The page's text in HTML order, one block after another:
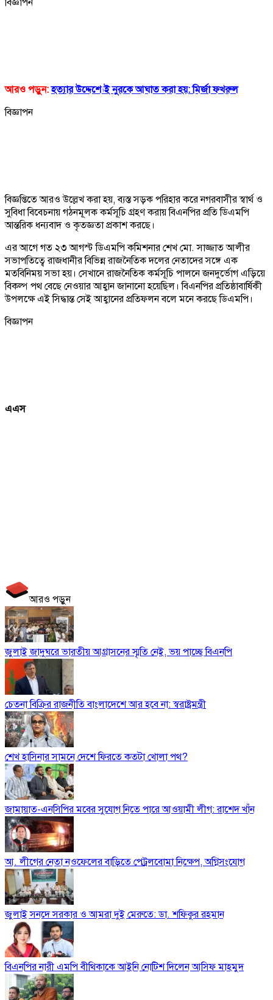
আরও পড়ুন: হত্যার উদ্দেশ্যেই নুরকে আঘাত করা হয়: মির্জা ফখরুল
বিজ্ঞাপন
বিজ্ঞপ্তিতে আরও উল্লেখ করা হয়, ব্যস্ত সড়ক পরিহার করে নগরবাসীর স্বার্থ ও
সুবিধা বিবেচনায় গঠনমূলক কর্মসূচি গ্রহণ করায় বিএনপির প্রতি ডিএমপি
আন্তরিক ধন্যবাদ ও কৃতজ্ঞতা প্রকাশ করছে।
এর আগে গত ২৩ আগস্ট ডিএমপি কমিশনার শেখ মো. সাজ্জাত আলীর
সভাপতিত্বে রাজধানীর বিভিন্ন রাজনৈতিক দলের নেতাদের সঙ্গে এক
মতবিনিময় সভা হয়। সেখানে রাজনৈতিক কর্মসূচি পালনে জনদুর্ভোগ এড়িয়ে
বিকল্প পথ বেছে নেওয়ার আহ্বান জানানো হয়েছিল। বিএনপির প্রতিষ্ঠাবার্ষিকী
উপলক্ষে এই সিদ্ধান্ত সেই আহ্বানের প্রতিফলন বলে মনে করছে ডিএমপি।
বিজ্ঞাপন
এএস
আরও পড়ুন
জুলাই জাদুঘরে ভারতীয় আগ্রাসনের স্মৃতি নেই, ভয় পাচ্ছে বিএনপি
চেতনা বিক্রির রাজনীতি বাংলাদেশে আর হবে না: স্বরাষ্ট্রমন্ত্রী
শেখ হাসিনার সামনে দেশে ফিরতে কতটা খোলা পথ?
জামায়াত-এনসিপির মবের সুযোগ নিতে পারে আওয়ামী লীগ: রাশেদ খাঁন
আ. লীগের নেতা নওফেলের বাড়িতে পেট্রলবোমা নিক্ষেপ, অগ্নিসংযোগ
জুলাই সনদে সরকার ও আমরা দুই মেরুতে: ডা. শফিকুর রহমান
বিএনপির নারী এমপি বীথিকাকে আইনি নোটিশ দিলেন আসিফ মাহমুদ